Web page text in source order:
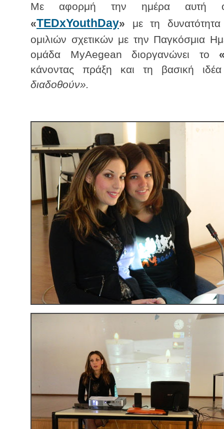
Με αφορμή την ημέρα αυτή ο
«TEDxYouthDay» με τη
ομιλιών σχετικών με την Παγκόσμια
ομάδα MyAegean διοργανώνει το
κάνοντας πράξη και τη βασική
διαδοθούν».